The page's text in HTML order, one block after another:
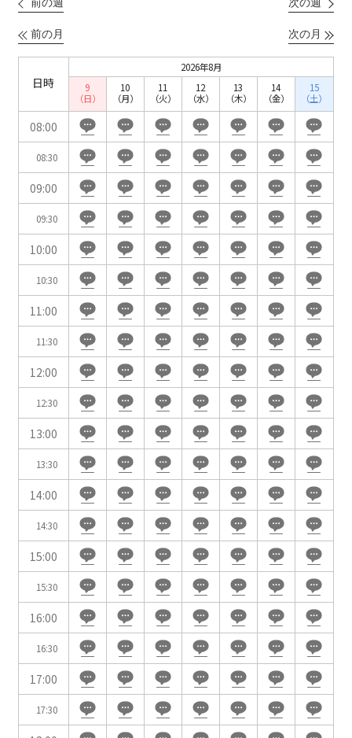
前の週 次の週
前の月 次の月
日時
2026年8月
9
（日）
10
（月）
11
（火）
12
（水）
13
（木）
14
（金）
15
（土）
08:00
08:30
09:00
09:30
10:00
10:30
11:00
11:30
12:00
12:30
13:00
13:30
14:00
14:30
15:00
15:30
16:00
16:30
17:00
17:30
お電話でのお問合せ
03-3346-1396
受付時間 9:00～18:00（土日祝日・年末年始を除く）
WEBからのお問合せ
お問合せフォーム
口の字型 島型 T字島型
面積
会場の種類
イベントホール 会議室
こだわり条件※複数選択可能
特長で選ぶ
駅直結
天井高3.5ｍ以上
窓があり開放感のある
会場
喫煙所あり
大型スクリーンあり
控室あり
4t車以上荷捌きあり
裏導線あり
時間貸し駐車場あり
専有回線(NURO)あり
用途で選ぶ
パーティ・懇親会
株主総会・IR
e-sports大会
プレス発表
試験
展示会・販売会